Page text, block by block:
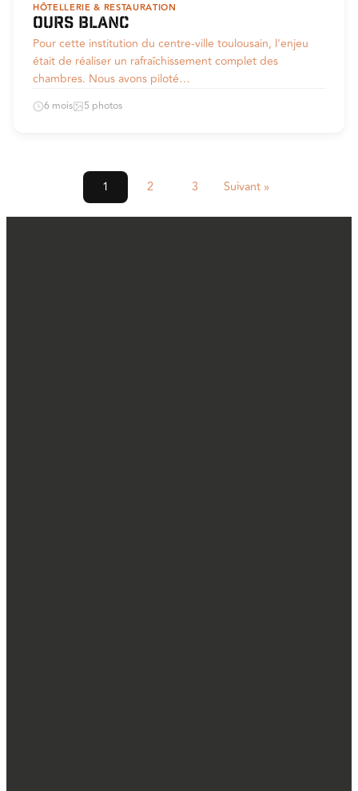
HÔTELLERIE & RESTAURATION
Ours blanc
Pour cette institution du centre-ville toulousain, l'enjeu
était de réaliser un rafraîchissement complet des
chambres. Nous avons piloté…
6 mois 5 photos
1 2 3 Suivant »